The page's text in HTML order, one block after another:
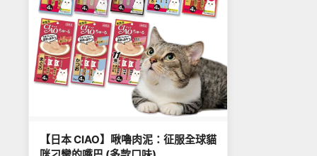
【日本 CIAO】啾嚕肉泥：征服全球貓